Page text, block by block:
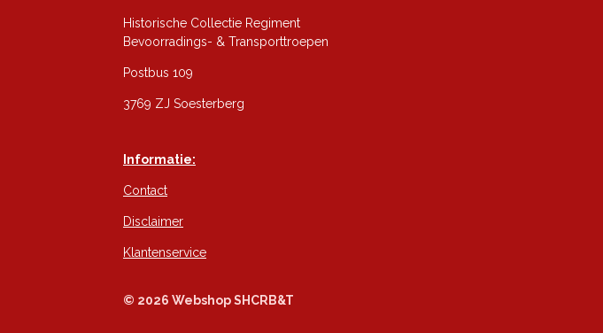
Historische Collectie Regiment
Bevoorradings- & Transporttroepen
Postbus 109
3769 ZJ Soesterberg
Informatie:
Contact
Disclaimer
Klantenservice
© 2026 Webshop SHCRB&T